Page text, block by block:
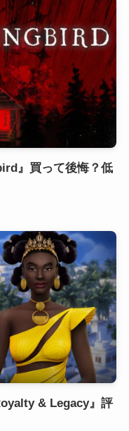
』買って後悔？低
& Legacy』評